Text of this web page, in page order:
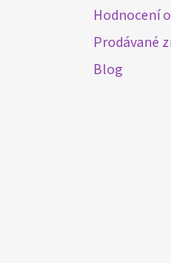
Hodnocení
Prodávané
Blog